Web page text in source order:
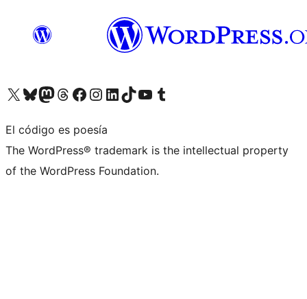
Visita nuestra cuenta de X (anteriormente Twitter)
Visita nuestra cuenta de Bluesky
Visita nuestra cuenta de Mastodon
Visita nuestra cuenta de Threads
Visita nuestra página de Facebook
Visita nuestra cuenta de Instagram
Visita nuestra cuenta de LinkedIn
Visita nuestra cuenta de TikTok
Visita nuestro canal de YouTube
Visita nuestra cuenta de Tumblr
El código es poesía
The WordPress® trademark is the intellectual property
of the WordPress Foundation.